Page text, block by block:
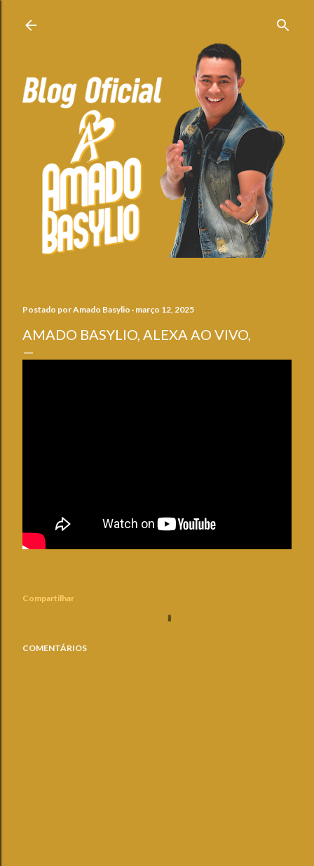
Postado porAmado Basylio março 12, 2025
AMADO BASYLIO, ALEXA AO VIVO,
Compartilhar
COMENTÁRIOS